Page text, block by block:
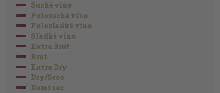
Suché víno
Polosuché víno
Polosladké víno
Sladké víno
Extra Brut
Brut
Extra Dry
Dry/Seco
Demi sec